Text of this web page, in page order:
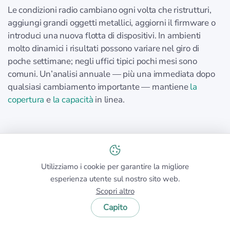
Le condizioni radio cambiano ogni volta che ristrutturi,
aggiungi grandi oggetti metallici, aggiorni il firmware o
introduci una nuova flotta di dispositivi. In ambienti
molto dinamici i risultati possono variare nel giro di
poche settimane; negli uffici tipici pochi mesi sono
comuni. Un’analisi annuale — più una immediata dopo
qualsiasi cambiamento importante — mantienela
copertura e la capacità in linea.
Posso eseguire un sopralluogo del sito da
Sì. Strumenti come NetSpot ti guidano nell'importazione
di una planimetria, nel percorrere i percorsi designati e
nella generazione di mappe di calore e visualizzazioni
della sovrapposizione dei canali. Nella maggior parte
Utilizziamo i cookie per garantire la migliore
esperienza utente sul nostro sito web.
Scopri altro
Capito